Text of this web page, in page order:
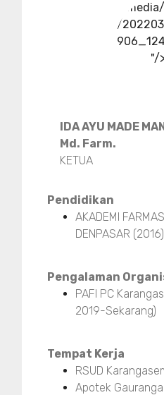
../
/
"/>
IDA AYU MADE
Md. Farm.
KETUA
Pendidikan
AKADEMI
DENPASAR (2016)
Pengalaman
PAFI PC
2019-Sekarang)
Tempat Kerja
RSUD
Apotek